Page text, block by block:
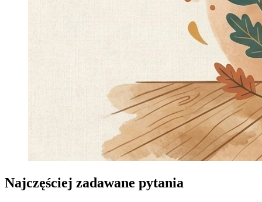
Najczęściej zadawane pytania